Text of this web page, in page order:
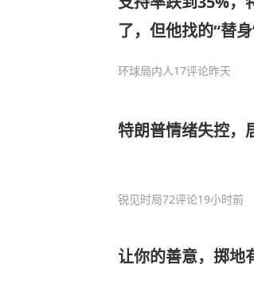
了，但他找的“替
环球局内人17评论昨天
特朗普情绪失控，
锐见时局72评论19小时前
让你的善意，掷地